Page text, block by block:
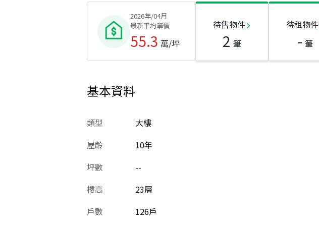
2026年/04月
最新平均單價
55.3 萬/坪
待售物件
2 筆
待租物件
- 筆
基本資料
類型
大樓
屋齡
10年
坪數
--
樓高
23層
戶數
126戶